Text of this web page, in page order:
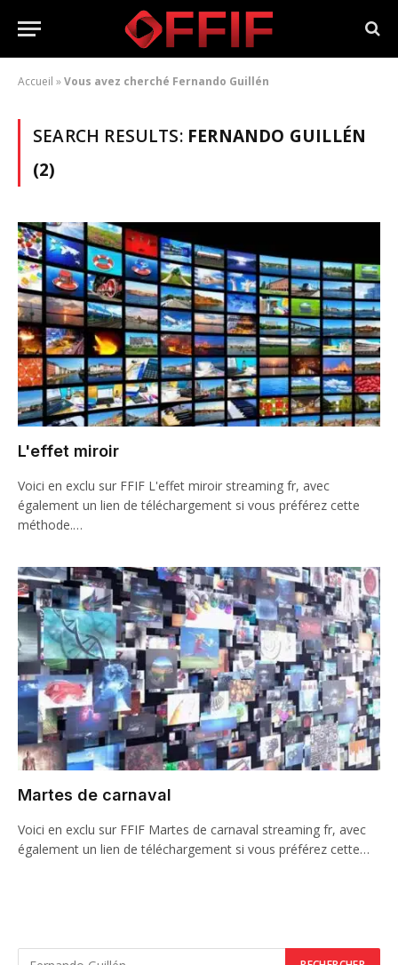
Accueil »Vous avez cherché Fernando Guillén
SEARCH RESULTS: FERNANDO GUILLÉN
(2)
L'effet miroir
Voici en exclu sur FFIF L'effet miroir streaming fr, avec
également un lien de téléchargement si vous préférez cette
méthode.…
Martes de carnaval
Voici en exclu sur FFIF Martes de carnaval streaming fr, avec
également un lien de téléchargement si vous préférez cette…